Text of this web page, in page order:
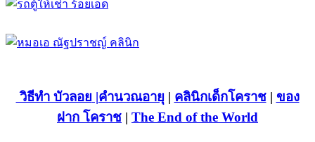
วิธีทำ บัวลอย |คำนวณอายุ | คลินิกเด็กโคราช| ของ
ฝาก โคราช | The End of the World